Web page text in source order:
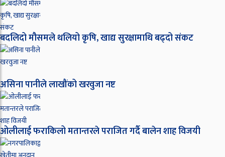
बदलिदो मौसमले थलियो कृषि, खाद्य सुरक्षामाथि बढ्दो संकट
असिना पानीले लाखौंको खरवुजा नष्ट
ओ‌लीलाई फराकिलो मतान्तरले पराजित गर्दै बालेन शाह विजयी